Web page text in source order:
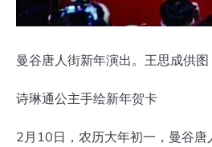
曼谷唐人街新年演出。王思成供图
诗琳通公主手绘新年贺卡
2月10日，农历大年初一，曼谷